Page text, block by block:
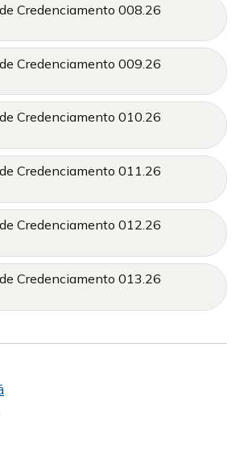
Credenciamento 008.26
Credenciamento 009.26
Credenciamento 010.26
Credenciamento 011.26
Credenciamento 012.26
Credenciamento 013.26